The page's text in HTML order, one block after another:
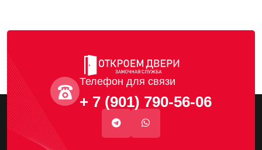
Телефон для связи
+ 7 (901) 790-56-06